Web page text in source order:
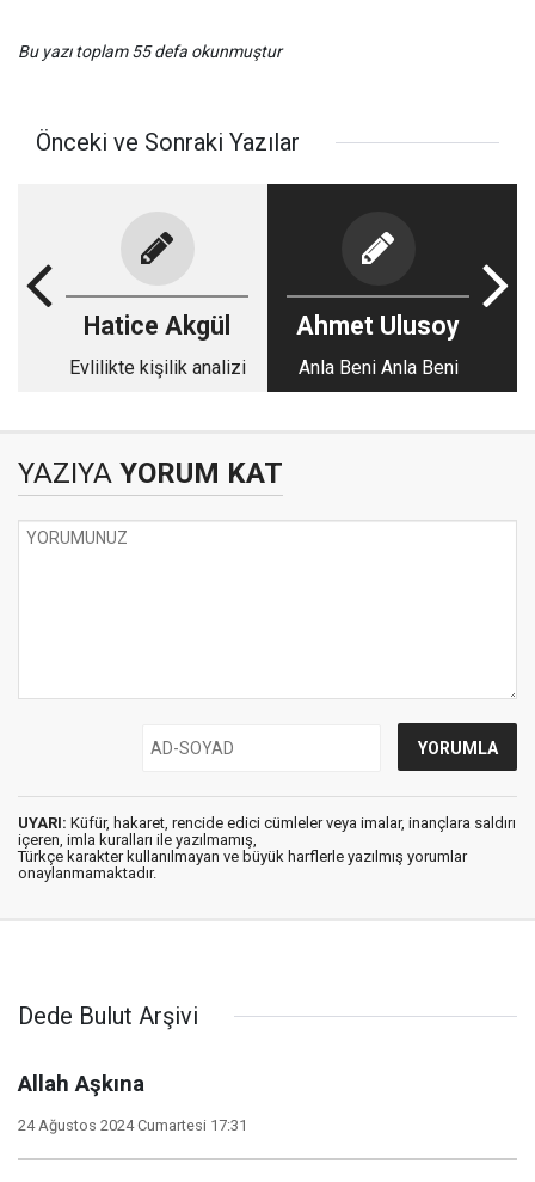
Bu yazı toplam 55 defa okunmuştur
Önceki ve Sonraki Yazılar
Hatice Akgül
Evlilikte kişilik analizi
Ahmet Ulusoy
Anla Beni Anla Beni
YAZIYA YORUM KAT
UYARI: Küfür, hakaret, rencide edici cümleler veya imalar, inançlara saldırı
içeren, imla kuralları ile yazılmamış,
Türkçe karakter kullanılmayan ve büyük harflerle yazılmış yorumlar
onaylanmamaktadır.
Dede Bulut Arşivi
Allah Aşkına
24 Ağustos 2024 Cumartesi 17:31